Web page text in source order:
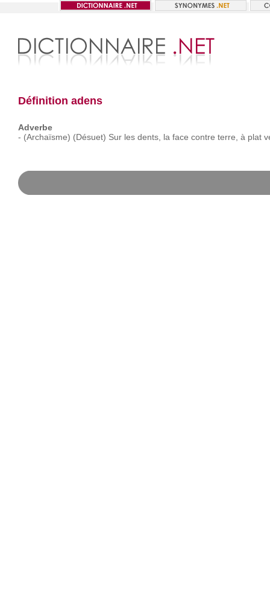
Définition adens
Adverbe
- (Archaïsme) (Désuet) Sur les dents, la face contre terre, à plat